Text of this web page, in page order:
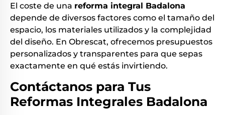
El coste de una reforma integral Badalona
depende de diversos factores como el tamaño del
espacio, los materiales utilizados y la complejidad
del diseño. En Obrescat, ofrecemos presupuestos
personalizados y transparentes para que sepas
exactamente en qué estás invirtiendo.
Contáctanos para Tus
Reformas Integrales Badalona